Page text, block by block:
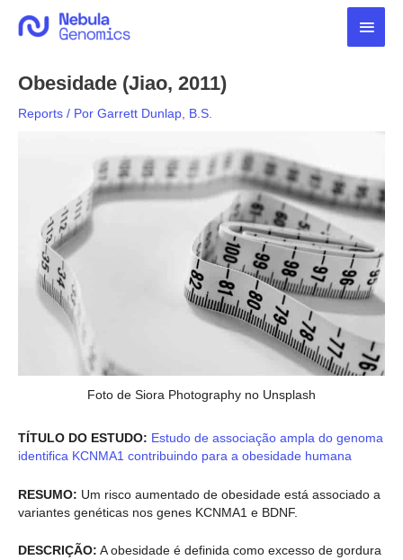
para
Obesidade (Jiao, 2011)
Reports / Por Garrett Dunlap, B.S.
Foto de Siora Photography no Unsplash
TÍTULO DO ESTUDO: Estudo de associação ampla do genoma
identifica KCNMA1 contribuindo para a obesidade humana
RESUMO: Um risco aumentado de obesidade está associado a
variantes genéticas nos genes KCNMA1 e BDNF.
DESCRIÇÃO: A obesidade é definida como excesso de gordura